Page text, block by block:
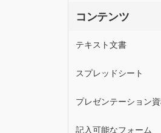
コンテンツ
テキスト文書
スプレッドシート
プレゼンテーション
記入可能なフォーム